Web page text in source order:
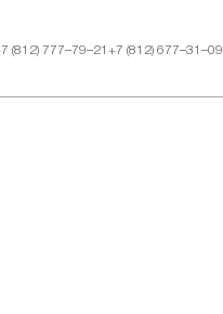
(812) 777–79–21+7 (812) 677–31–09